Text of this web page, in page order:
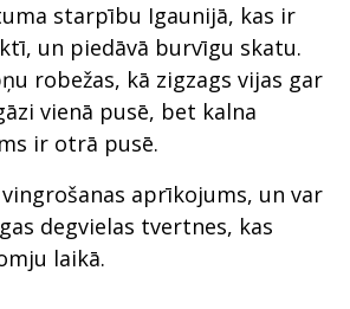
starpību Igaunijā, kas ir
un piedāvā burvīgu skatu.
robežas, kā zigzags vijas gar
vienā pusē, bet kalna
ir otrā pusē.
aprīkojums, un var
degvielas tvertnes, kas
laikā.